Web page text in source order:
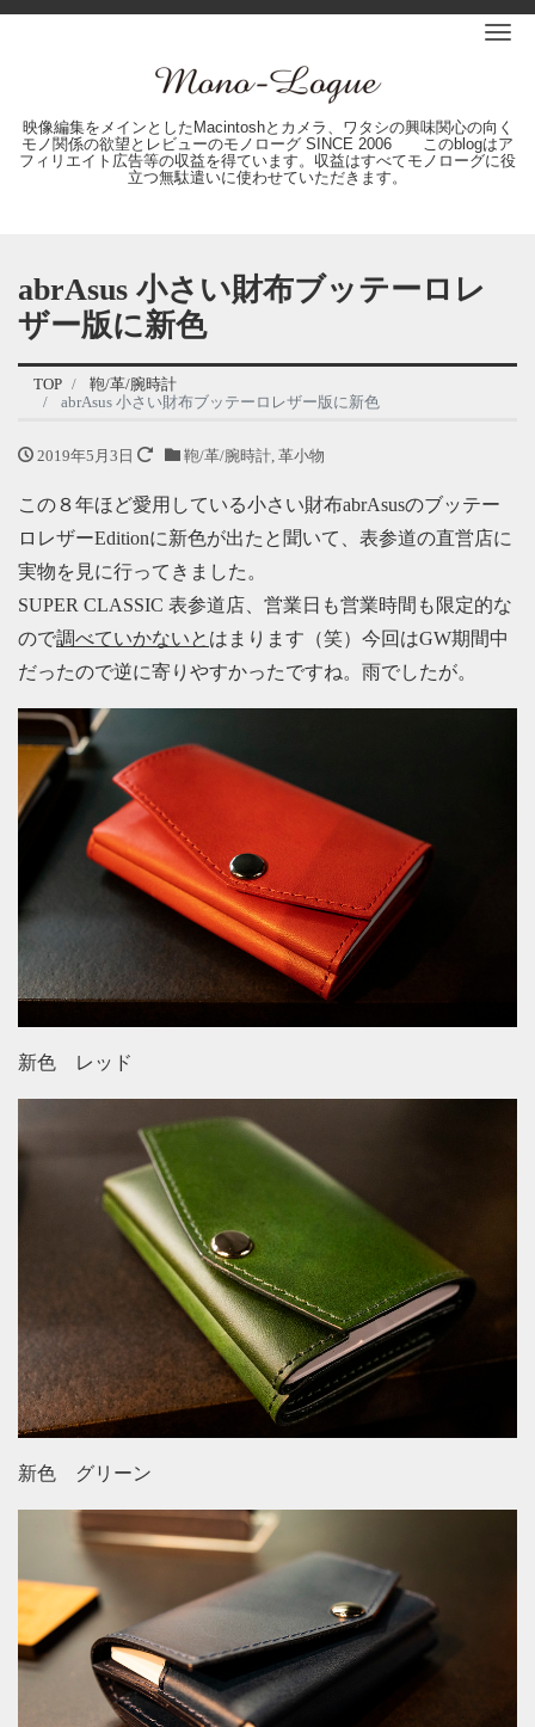
映像編集をメインとしたMacintoshとカメラ、ワタシの興味関心の向く
モノ関係の欲望とレビューのモノローグ SINCE 2006 このblogはア
フィリエイト広告等の収益を得ています。収益はすべてモノローグに役
立つ無駄遣いに使わせていただきます。
abrAsus 小さい財布ブッテーロレ
ザー版に新色
TOP
鞄/革/腕時計
abrAsus 小さい財布ブッテーロレザー版に新色
2019年5月3日 鞄/革/腕時計, 革小物
この８年ほど愛用している小さい財布abrAsusのブッテー
ロレザーEditionに新色が出たと聞いて、表参道の直営店に
実物を見に行ってきました。
SUPER CLASSIC 表参道店、営業日も営業時間も限定的な
ので調べていかないと はまります（笑）今回はGW期間中
だったので逆に寄りやすかったですね。雨でしたが。
新色 レッド
新色 グリーン